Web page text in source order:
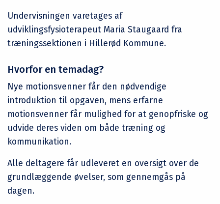
Undervisningen varetages af
udviklingsfysioterapeut Maria Staugaard fra
træningssektionen i Hillerød Kommune.
Hvorfor en temadag?
Nye motionsvenner får den nødvendige
introduktion til opgaven, mens erfarne
motionsvenner får mulighed for at genopfriske og
udvide deres viden om både træning og
kommunikation.
Alle deltagere får udleveret en oversigt over de
grundlæggende øvelser, som gennemgås på
dagen.